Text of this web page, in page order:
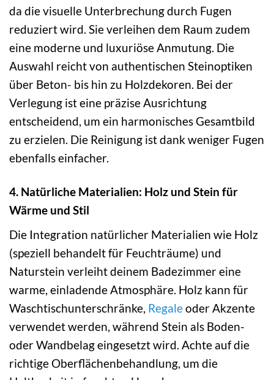
da die visuelle Unterbrechung durch Fugen
reduziert wird. Sie verleihen dem Raum zudem
eine moderne und luxuriöse Anmutung. Die
Auswahl reicht von authentischen Steinoptiken
über Beton- bis hin zu Holzdekoren. Bei der
Verlegung ist eine präzise Ausrichtung
entscheidend, um ein harmonisches Gesamtbild
zu erzielen. Die Reinigung ist dank weniger Fugen
ebenfalls einfacher.
4. Natürliche Materialien: Holz und Stein für
Wärme und Stil
Die Integration natürlicher Materialien wie Holz
(speziell behandelt für Feuchträume) und
Naturstein verleiht deinem Badezimmer eine
warme, einladende Atmosphäre. Holz kann für
Waschtischunterschränke, Regaleoder Akzente
verwendet werden, während Stein als Boden-
oder Wandbelag eingesetzt wird. Achte auf die
richtige Oberflächenbehandlung, um die